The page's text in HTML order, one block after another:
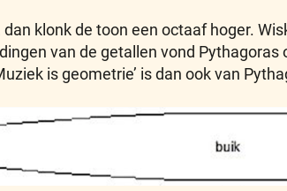
klonk de toon een octaaf hoger.
van de getallen vond
is geometrie’ is dan ook van